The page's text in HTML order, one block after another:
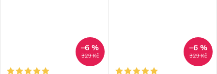
329 Kč
–6 %
329 Kč
–6 %